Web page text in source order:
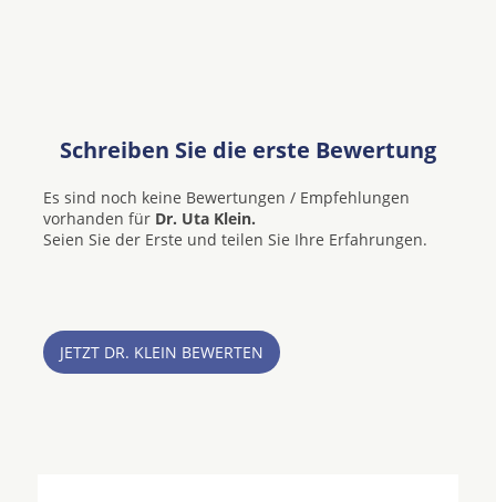
Schreiben Sie die erste Bewertung
Es sind noch keine Bewertungen / Empfehlungen
vorhanden für Dr. Uta Klein.
Seien Sie der Erste und teilen Sie Ihre Erfahrungen.
JETZT DR. KLEIN BEWERTEN